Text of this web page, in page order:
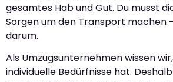
gesamtes Hab und Gut. Du musst
Sorgen um den Transport machen
darum.
Als Umzugsunternehmen wissen
individuelle Bedürfnisse hat.